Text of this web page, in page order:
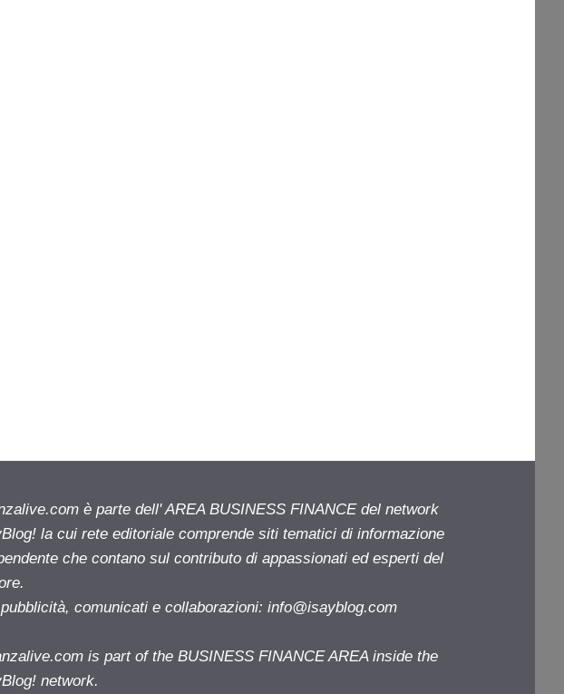
è parte dell' AREA BUSINESS FINANCE del network
la cui rete editoriale comprende siti tematici di informazione
che contano sul contributo di appassionati ed esperti del
comunicati e collaborazioni: info@isayblog.com
is part of the BUSINESS FINANCE AREA inside the
network.